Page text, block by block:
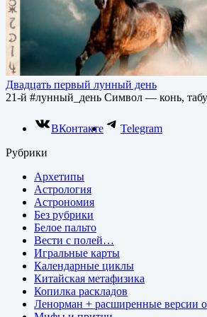
Двадцать первый лунный день
21-й #лунный_день Символ — конь,
ВКонтакте
Telegram
Рубрики
Архетипы
Астрология
Астрономия
Без рубрики
Белое пальто
Вести с полей…
Игральные карты
Календарные циклы
Китайская метафизика
Копилка раскладов
Ленорман + расширенные версии